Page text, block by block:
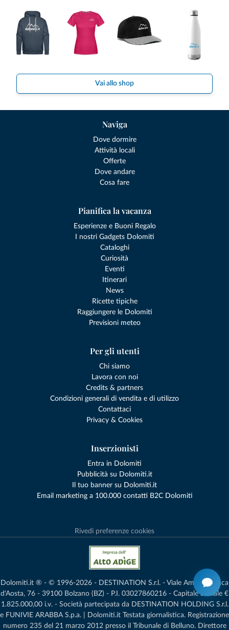
Vai allo shop
Naviga
Dove dormire
Attività locali
Offerte
Dove andare
Cosa fare
Pianifica la vacanza
Esperienze e Buoni Regalo
I nostri Gadgets Dolomiti
Cataloghi
Curiosità
Eventi
Itinerari
News
Ricette tipiche
Raggiungere le Dolomiti
Previsioni meteo
Per gli utenti
Chi siamo
Lavora con noi
Credits & partners
Condizioni generali di vendita e di utilizzo
Contattaci
Privacy & Cookies
Inserzionisti
Entra in Dolomiti
Pubblicità su Dolomiti.it
Il tuo banner su Dolomiti.it
Email marketing a 100.000 contatti B2C Dolomiti
Rivedi preferenze cookies
Dolomiti.it ® - © 1996-2026 - DESTINATION S.r.l. - Viale Amedeo Duca
d'Aosta, 76 - 39100 Bolzano (BZ) - P.I. 03027860216 - Capitale Sociale €
1.825.000,00 i.v. - Società partecipata da DESTINATION HOLDING S.r.l.
e FUNIVIE ARABBA S.p.a. | Dolomiti.it Testata giornalistica. Registrazione
numero 235 del 21 marzo 2012 presso il Tribunale di Belluno.­ Direttore